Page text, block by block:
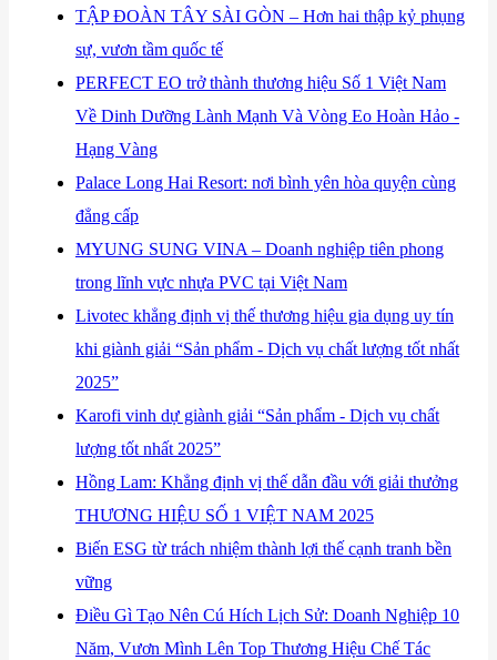
​TẬP ĐOÀN TÂY SÀI GÒN – Hơn hai thập kỷ phụng
sự, vươn tầm quốc tế
​PERFECT EO trở thành thương hiệu Số 1 Việt Nam
Về Dinh Dưỡng Lành Mạnh Và Vòng Eo Hoàn Hảo -
Hạng Vàng
​Palace Long Hai Resort: nơi bình yên hòa quyện cùng
đẳng cấp
​MYUNG SUNG VINA – Doanh nghiệp tiên phong
trong lĩnh vực nhựa PVC tại Việt Nam
​Livotec khẳng định vị thế thương hiệu gia dụng uy tín
khi giành giải “Sản phẩm - Dịch vụ chất lượng tốt nhất
2025”
​Karofi vinh dự giành giải “Sản phẩm - Dịch vụ chất
lượng tốt nhất 2025”
​Hồng Lam: Khẳng định vị thế dẫn đầu với giải thưởng
THƯƠNG HIỆU SỐ 1 VIỆT NAM 2025
​Biến ESG từ trách nhiệm thành lợi thế cạnh tranh bền
vững
Điều Gì Tạo Nên Cú Hích Lịch Sử: Doanh Nghiệp 10
Năm, Vươn Mình Lên Top Thương Hiệu Chế Tác